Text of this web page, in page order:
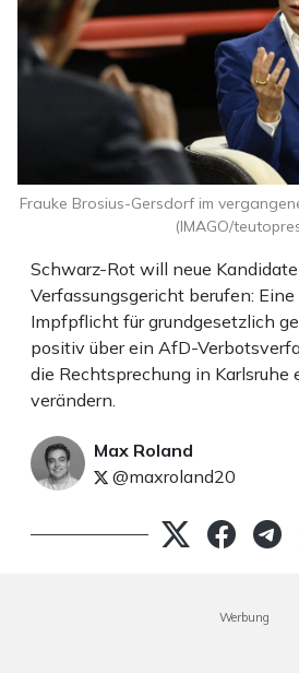
Schwarz-Rot will neue
Verfassungsgericht berufen:
Impfpflicht für grundgesetzlich
positiv über ein AfD-
die Rechtsprechung in Karlsruhe
verändern.
Max Roland
@maxroland20
Frauke Brosius-Gersdorf im
(IMAGO/
Werbung